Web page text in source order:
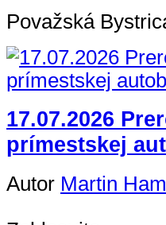
Považská
17.07.2026
prímestskej
Autor Martin